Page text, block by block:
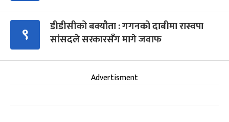
९
डीडीसीको बक्यौता : गगनको दाबीमा रास्वपा
सांसदले सरकारसँग मागे जवाफ
Advertisment